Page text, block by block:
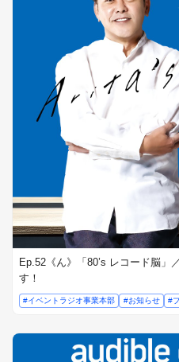
Ep.52《ん》「80’s レコード脳」
す！
#イベントラジオ事業本部 #お知らせ #